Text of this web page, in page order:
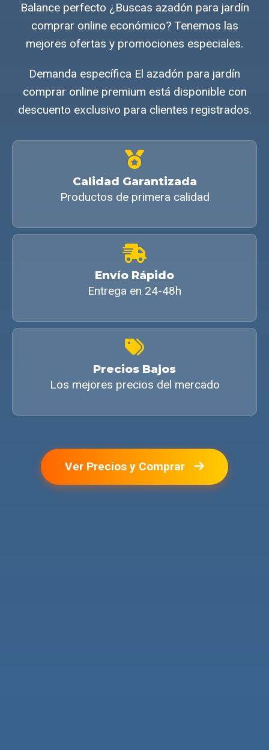
Balance perfecto ¿Buscas azadón para jardín
comprar online económico? Tenemos las
mejores ofertas y promociones especiales.
Demanda específica El azadón para jardín
comprar online premium está disponible con
descuento exclusivo para clientes registrados.
Calidad Garantizada
Productos de primera calidad
Envío Rápido
Entrega en 24-48h
Precios Bajos
Los mejores precios del mercado
Ver Precios y Comprar